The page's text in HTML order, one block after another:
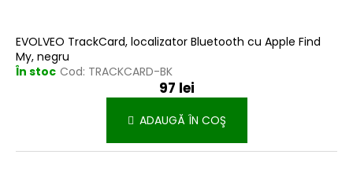
EVOLVEO TrackCard, localizator Bluetooth cu Apple Find
My, negru
În stoc Cod: TRACKCARD-BK
97 lei
ADAUGĂ ÎN COŞ